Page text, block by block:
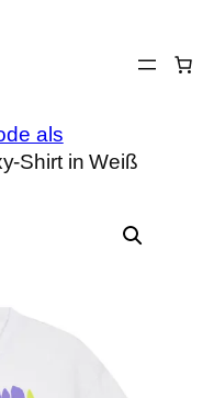
als
Shirt in Weiß